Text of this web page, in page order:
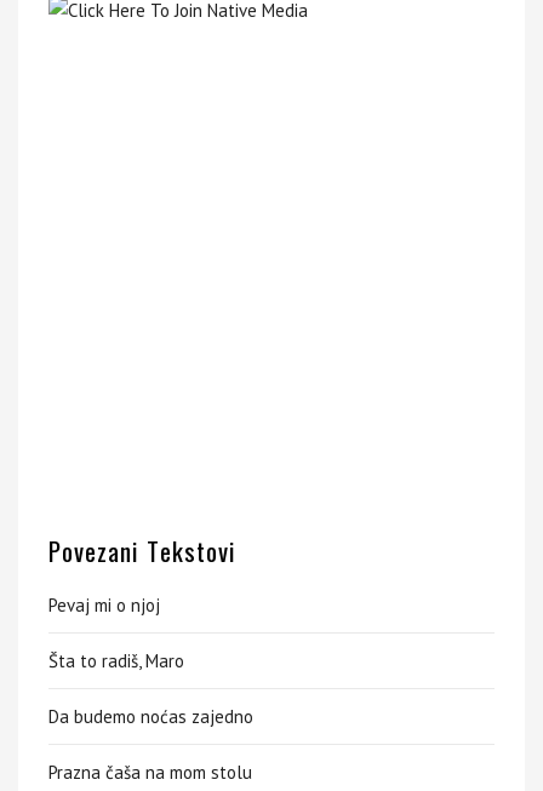
Povezani Tekstovi
Pevaj mi o njoj
Šta to radiš, Maro
Da budemo noćas zajedno
Prazna čaša na mom stolu